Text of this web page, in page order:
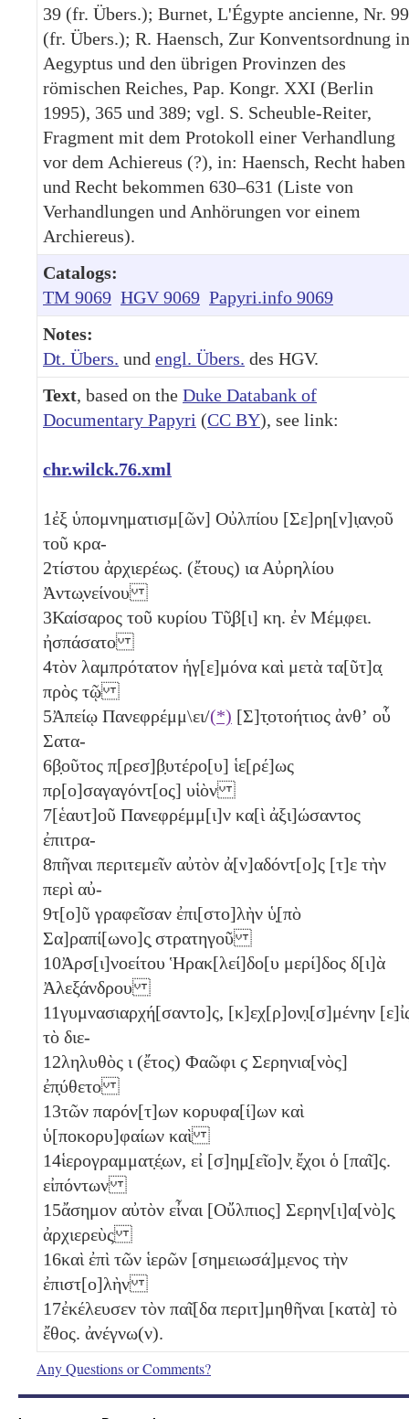
39 (fr. Übers.); Burnet, L'Égypte ancienne, Nr. 99
(fr. Übers.); R. Haensch, Zur Konventsordnung in
Aegyptus und den übrigen Provinzen des
römischen Reiches, Pap. Kongr. XXI (Berlin
1995), 365 und 389; vgl. S. Scheuble-Reiter,
Fragment mit dem Protokoll einer Verhandlung
vor dem Achiereus (?), in: Haensch, Recht haben
und Recht bekommen 630–631 (Liste von
Verhandlungen und Anhörungen vor einem
Archiereus).
Catalogs:
TM 9069 HGV 9069 Papyri.info 9069
Notes:
Dt. Übers. und engl. Übers. des HGV.
Text, based on the Duke Databank of
Documentary Papyri (CC BY), see link:
chr.wilck.76.xml
1ἐξ ὑπομνηματισμ[ῶν] Οὐλπίου [Σε]ρη[ν]ι̣αν̣οῦ
τοῦ κρα-
2τίστου ἀρχιερέως. (ἔτους) ια Αὐρηλίου
Ἀντω̣νείνου
3Καίσαρος τοῦ κυρίου Τῦ̣β[ι] κη. ἐν Μέμ̣φει.
ἠσπάσατο
4τὸν λαμπρότατον ἡγ[ε]μόνα καὶ μετὰ τα[ῦτ]α̣
πρὸς τῷ
5Ἀπείῳ Πανεφρέμμ\ει/(*) [Σ]τ̣οτοήτιος ἀνθʼ οὗ
Σατα-
6β̣οῦτος π[ρεσ]β̣υτέρο[υ] ἱε[ρέ]ως
πρ[ο]σαγαγόντ[ος] υἱὸν
7[ἑαυτ]οῦ Πανεφρέμμ[ι]ν κα[ὶ ἀξι]ώσαντος
ἐπιτρα-
8πῆναι περιτεμεῖν αὐτὸν ἀ[ν]αδόντ[ο]ς [τ]ε τὴν
περὶ αὐ-
9τ[ο]ῦ γραφεῖσαν ἐπι[στο]λὴν ὑ̣[πὸ
Σα]ραπί[ωνο]ς̣ στρατηγοῦ
10Ἀρσ[ι]νοείτου Ἡρακ[λεί]δο[υ μερί]δος δ[ι]ὰ
Ἀλεξάνδρου
11γυμνασιαρχή[σαντο]ς, [κ]εχ[ρ]ον̣ι[σ]μένην
τὸ διε-
12ληλυθὸς ι (ἔτος) Φαῶφι ϛ Σερηνια[νὸς]
ἐπ̣ύθετο
13τῶν παρόν[τ]ων κορυφα[ί]ων καὶ
ὑ[ποκορυ]φαίων καὶ
14ἱερογραμματ̣έ̣ων, εἰ [σ]ημ̣[εῖο]ν̣ ἔ̣χοι ὁ [παῖ]ς.
εἰπόντων
15ἄσημον αὐτὸν εἶναι [Οὔλπιος] Σερην[ι]α[νὸ]ς̣
ἀρχιερεὺς
16καὶ ἐπὶ τῶν ἱερῶν [σημειωσά]μ̣ενος τὴν
ἐπιστ[ο]λὴν
17ἐκέλευσεν τὸν παῖ[δα περιτ]μηθῆναι [κατὰ] τὸ
ἔθος. ἀνέγνω(ν).
Any Questions or Comments?